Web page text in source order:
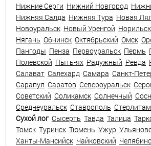
Нижние Серги Нижний Новгород
Нижняя Салда Нижняя Тура Новая
Новоуральск Новый Уренгой Норильск
Нягань Обнинск Октябрьский Омск
Пангоды Пенза Первоуральск Пермь
Полевской Пыть-ях Радужный Ревда
Салават Салехард Самара Санкт-
Сарапул Саратов Североуральск
Советский Соликамск Солнечный
Среднеуральск Ставрополь
Сухой лог Сысерть Тавда Талица
Томск Туринск Тюмень Ужур
Ханты-Мансийск Чайковский